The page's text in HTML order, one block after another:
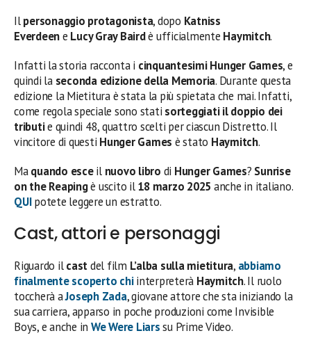
Ilpersonaggio protagonista, dopo Katniss
Everdeene Lucy Gray Bairdè ufficialmente Haymitch.
Infatti la storia racconta i cinquantesimi Hunger Games, e
quindi la seconda edizione della Memoria. Durante questa
edizione la Mietitura è stata la più spietata che mai. Infatti,
come regola speciale sono stati sorteggiati il doppio dei
tributie quindi 48, quattro scelti per ciascun Distretto. Il
vincitore di questi Hunger Games è stato Haymitch.
Maquando esceil nuovo libro di Hunger Games? Sunrise
on the Reapingè uscito il18 marzo 2025 anche in italiano.
QUIpotete leggere un estratto.
Cast, attori e personaggi
Riguardo ilcastdel film L’alba sulla mietitura, abbiamo
finalmente scoperto chiinterpreterà Haymitch. Il ruolo
toccherà aJoseph Zada, giovane attore che sta iniziando la
sua carriera, apparso in poche produzioni come Invisible
Boys, e anche in We Were Liarssu Prime Video.